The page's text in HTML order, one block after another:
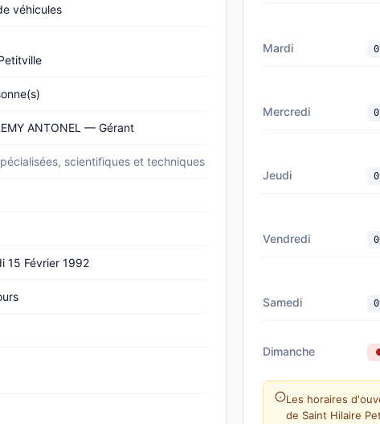
véhicules
ANTONEL — Gérant
scientifiques et techniques
15 Février 1992
Mardi
Mercredi
Jeudi
Vendredi
Samedi
Dimanche
Les horaires
de Saint Hilaire